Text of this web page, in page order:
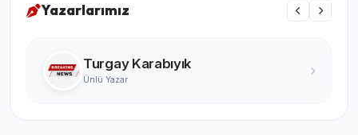
Yazarlarımız
Turgay Karabıyık
Ünlü Yazar